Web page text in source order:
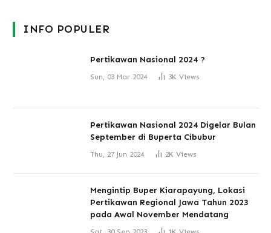
INFO POPULER
Pertikawan Nasional 2024 ?
Sun, 03 Mar 2024 3K Views
Pertikawan Nasional 2024 Digelar Bulan
September di Buperta Cibubur
Thu, 27 Jun 2024 2K Views
Mengintip Buper Kiarapayung, Lokasi
Pertikawan Regional Jawa Tahun 2023
pada Awal November Mendatang